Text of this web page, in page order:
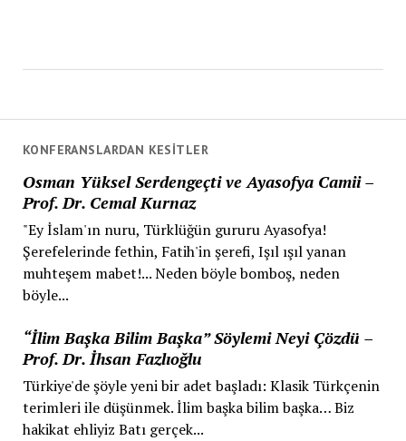
KONFERANSLARDAN KESITLER
Osman Yüksel Serdengeçti ve Ayasofya Camii –
Prof. Dr. Cemal Kurnaz
"Ey İslam'ın nuru, Türklüğün gururu Ayasofya!
Şerefelerinde fethin, Fatih'in şerefi, Işıl ışıl yanan
muhteşem mabet!... Neden böyle bomboş, neden
böyle...
“İlim Başka Bilim Başka” Söylemi Neyi Çözdü –
Prof. Dr. İhsan Fazlıoğlu
Türkiye'de şöyle yeni bir adet başladı: Klasik Türkçenin
terimleri ile düşünmek. İlim başka bilim başka… Biz
hakikat ehliyiz Batı gerçek...